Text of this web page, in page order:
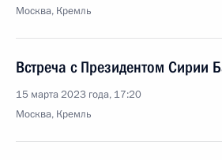
Москва, Кремль
Встреча с Президентом Сирии
15 марта 2023 года, 17:20
Москва, Кремль